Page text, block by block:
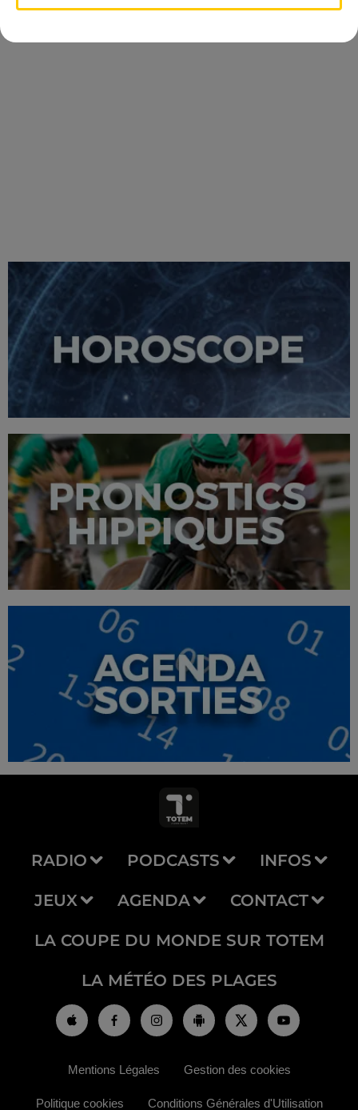
RADIO PODCASTS INFOS
JEUX AGENDA CONTACT
LA COUPE DU MONDE SUR TOTEM
LA MÉTÉO DES PLAGES
Mentions Légales Gestion des cookies
Politique cookies Conditions Générales d'Utilisation